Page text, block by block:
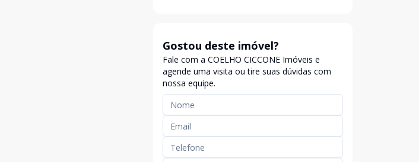
Gostou deste imóvel?
Fale com a COELHO CICCONE Imóveis e
agende uma visita ou tire suas dúvidas com
nossa equipe.